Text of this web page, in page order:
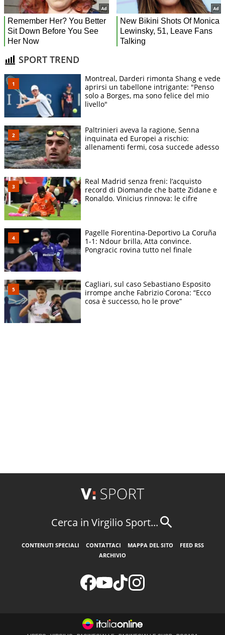
SPORT TREND
Montreal, Darderi rimonta Shang e vede
aprirsi un tabellone intrigante: "Penso
solo a Borges, ma sono felice del mio
livello"
Paltrinieri aveva la ragione, Senna
inquinata ed Europei a rischio:
allenamenti fermi, cosa succede adesso
Real Madrid senza freni: l’acquisto
record di Diomande che batte Zidane e
Ronaldo. Vinicius rinnova: le cifre
Pagelle Fiorentina-Deportivo La Coruña
1-1: Ndour brilla, Atta convince.
Pongracic rovina tutto nel finale
Cagliari, sul caso Sebastiano Esposito
irrompe anche Fabrizio Corona: “Ecco
cosa è successo, ho le prove”
Cerca in Virgilio Sport...
CONTENUTI SPECIALI CONTATTACI MAPPA DEL SITO
FEED RSS
ARCHIVIO